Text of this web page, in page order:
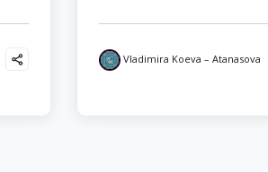
Vladimira Koeva – Atanasova